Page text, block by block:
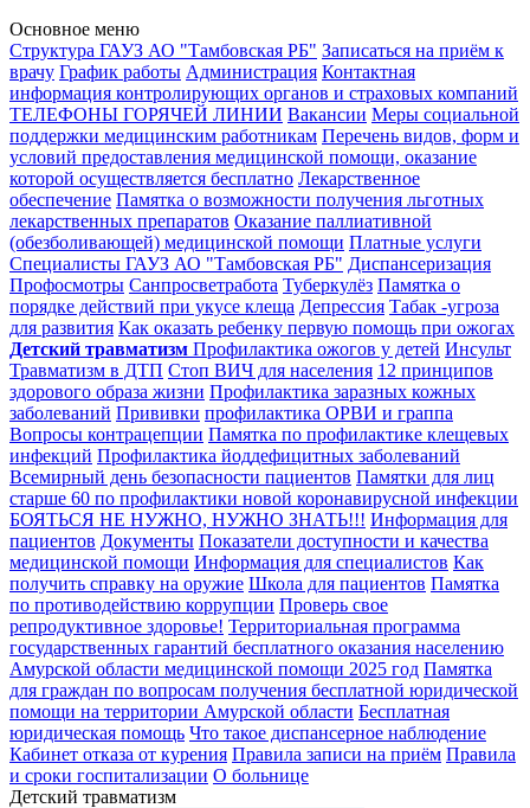
Основное меню
Структура ГАУЗ АО "Тамбовская РБ" Записаться на приём к
врачу График работы Администрация Контактная
информация контролирующих органов и страховых компаний
ТЕЛЕФОНЫ ГОРЯЧЕЙ ЛИНИИ Вакансии Меры социальной
поддержки медицинским работникам Перечень видов, форм и
условий предоставления медицинской помощи, оказание
которой осуществляется бесплатно Лекарственное
обеспечение Памятка о возможности получения льготных
лекарственных препаратов Оказание паллиативной
(обезболивающей) медицинской помощи Платные услуги
Специалисты ГАУЗ АО "Тамбовская РБ" Диспансеризация
Профосмотры Санпросветработа Туберкулёз Памятка о
порядке действий при укусе клеща Депрессия Табак -угроза
для развития Как оказать ребенку первую помощь при ожогах
Детский травматизм Профилактика ожогов у детей Инсульт
Травматизм в ДТП Стоп ВИЧ для населения 12 принципов
здорового образа жизни Профилактика заразных кожных
заболеваний Прививки профилактика ОРВИ и граппа
Вопросы контрацепции Памятка по профилактике клещевых
инфекций Профилактика йоддефицитных заболеваний
Всемирный день безопасности пациентов Памятки для лиц
старше 60 по профилактики новой коронавирусной инфекции
БОЯТЬСЯ НЕ НУЖНО, НУЖНО ЗНАТЬ!!! Информация для
пациентов Документы Показатели доступности и качества
медицинской помощи Информация для специалистов Как
получить справку на оружие Школа для пациентов Памятка
по противодействию коррупции Проверь свое
репродуктивное здоровье! Территориальная программа
государственных гарантий бесплатного оказания населению
Амурской области медицинской помощи 2025 год Памятка
для граждан по вопросам получения бесплатной юридической
помощи на территории Амурской области Бесплатная
юридическая помощь Что такое диспансерное наблюдение
Кабинет отказа от курения Правила записи на приём Правила
и сроки госпитализации О больнице
Детский травматизм